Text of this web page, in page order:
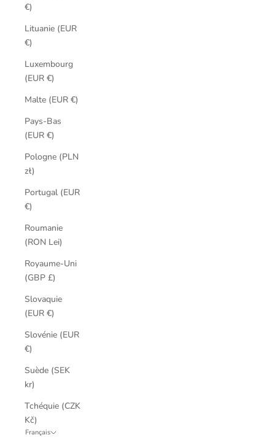
€)
Lituanie (EUR
€)
Luxembourg
(EUR €)
Malte (EUR €)
Pays-Bas
(EUR €)
Pologne (PLN
zł)
Portugal (EUR
€)
Roumanie
(RON Lei)
Royaume-Uni
(GBP £)
Slovaquie
(EUR €)
Slovénie (EUR
€)
Suède (SEK
kr)
Tchéquie (CZK
Kč)
Français